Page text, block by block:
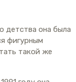
детства она была
фигурным
такой же